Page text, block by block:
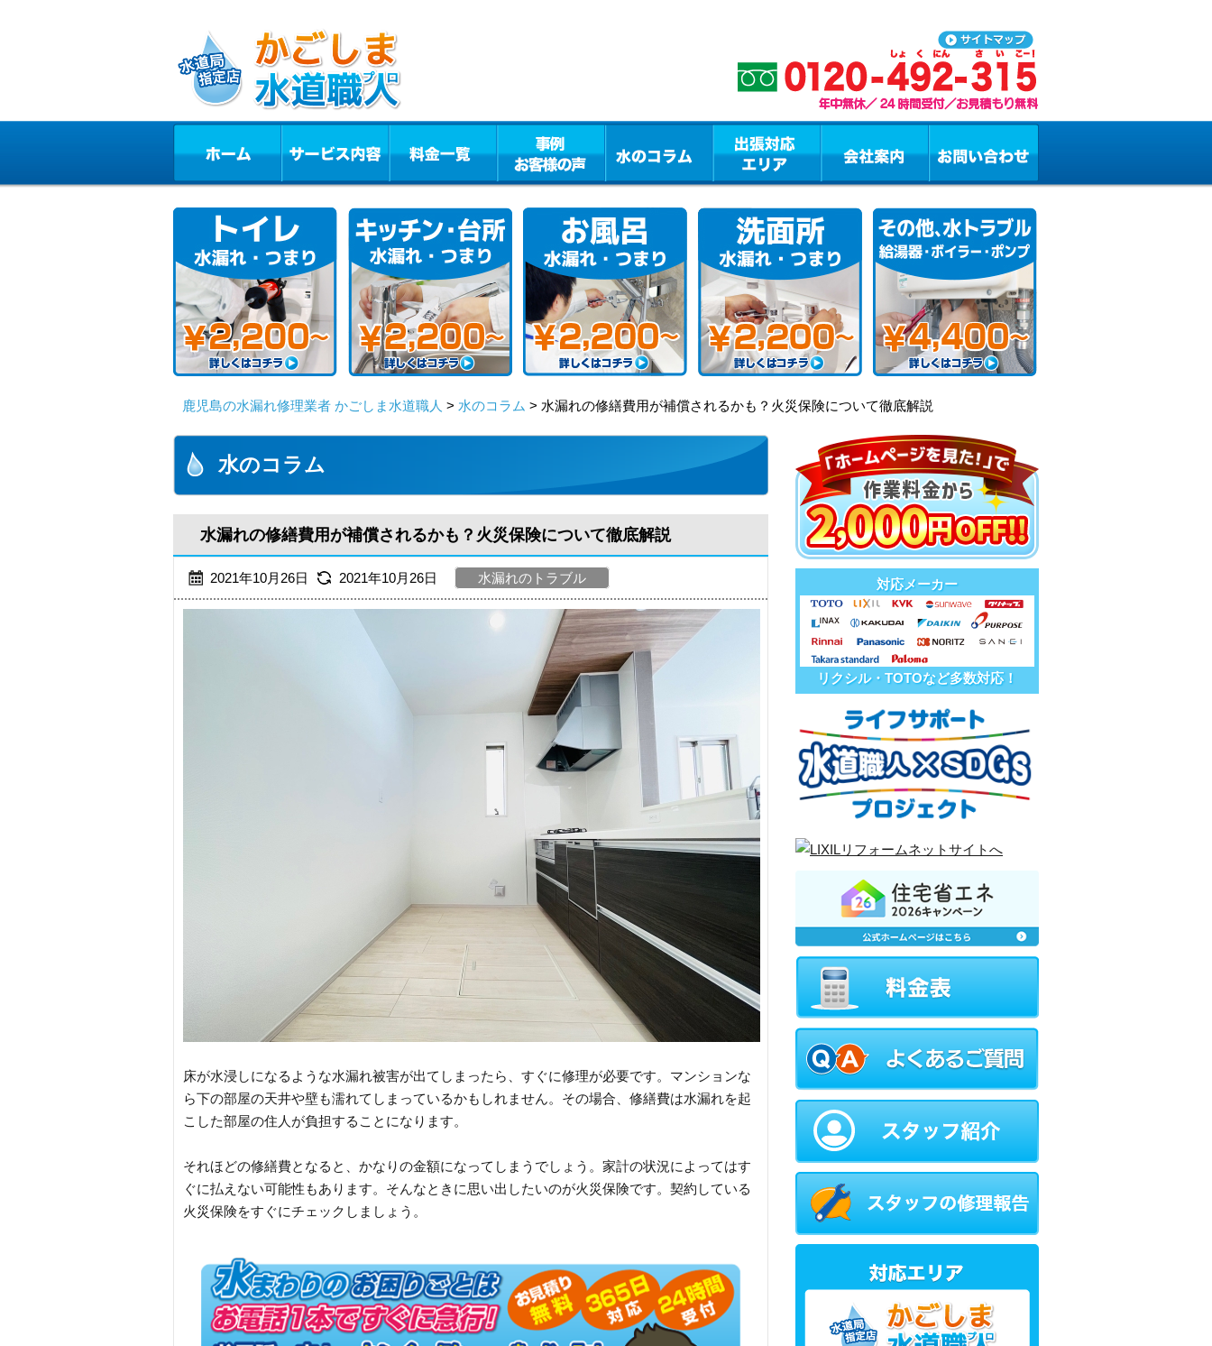
鹿児島の水漏れ修理業者 かごしま水道職人 > 水のコラム > 水漏れの修繕費用が補償されるかも？火災保険について徹底解説
水のコラム
水漏れの修繕費用が補償されるかも？火災保険について徹底解説
2021年10月26日 2021年10月26日 水漏れのトラブル
床が水浸しになるような水漏れ被害が出てしまったら、すぐに修理が必要です。マンションな
ら下の部屋の天井や壁も濡れてしまっているかもしれません。その場合、修繕費は水漏れを起
こした部屋の住人が負担することになります。
それほどの修繕費となると、かなりの金額になってしまうでしょう。家計の状況によってはす
ぐに払えない可能性もあります。そんなときに思い出したいのが火災保険です。契約している
火災保険をすぐにチェックしましょう。
対応メーカー
リクシル・TOTOなど多数対応！